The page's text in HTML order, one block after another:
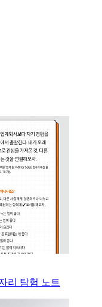
리 탐험 노트